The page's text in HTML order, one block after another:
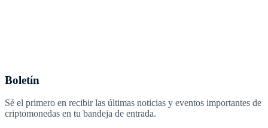
Boletín
Sé el primero en recibir las últimas noticias y eventos importantes de
criptomonedas en tu bandeja de entrada.